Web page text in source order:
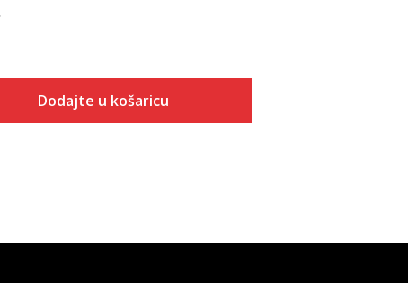
Dodajte u košaricu